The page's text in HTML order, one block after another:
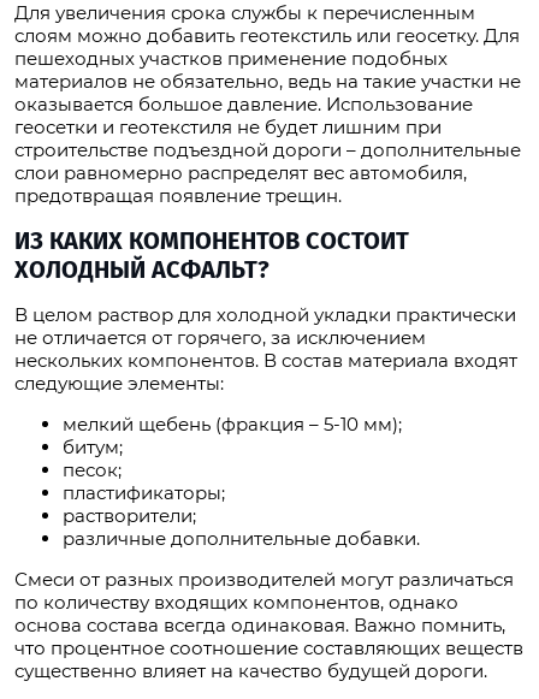
Для увеличения срока службы к перечисленным
слоям можно добавить геотекстиль или геосетку. Для
пешеходных участков применение подобных
материалов не обязательно, ведь на такие участки не
оказывается большое давление. Использование
геосетки и геотекстиля не будет лишним при
строительстве подъездной дороги – дополнительные
слои равномерно распределят вес автомобиля,
предотвращая появление трещин.
ИЗ КАКИХ КОМПОНЕНТОВ СОСТОИТ
ХОЛОДНЫЙ АСФАЛЬТ?
В целом раствор для холодной укладки практически
не отличается от горячего, за исключением
нескольких компонентов. В состав материала входят
следующие элементы:
мелкий щебень (фракция – 5-10 мм);
битум;
песок;
пластификаторы;
растворители;
различные дополнительные добавки.
Смеси от разных производителей могут различаться
по количеству входящих компонентов, однако
основа состава всегда одинаковая. Важно помнить,
что процентное соотношение составляющих веществ
существенно влияет на качество будущей дороги.